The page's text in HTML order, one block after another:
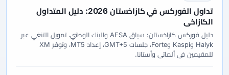
تداول الفوركس في كازاخستان 2026: دليل المتداول
الكازاخي
دليل فوركس كازاخستان: سياق AFSA والبنك الوطني، تمويل التنغي عبر
Halyk وKaspi وForte، جلسات GMT+5، إعداد MT5، وتوفر XM
للمقيمين في ألماتي وأستانا.